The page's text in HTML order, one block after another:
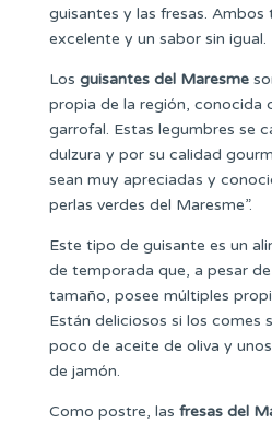
guisantes y las fresas. Ambos
excelente y un sabor sin igual.
Los guisantes del Maresme
propia de la región, conocida
garrofal. Estas legumbres se
dulzura y por su calidad
sean muy apreciadas y
perlas verdes del Maresme”.
Este tipo de guisante es un
de temporada que, a pesar
tamaño, posee múltiples
Están deliciosos si los comes
poco de aceite de oliva y
de jamón.
Como postre, las fresas del